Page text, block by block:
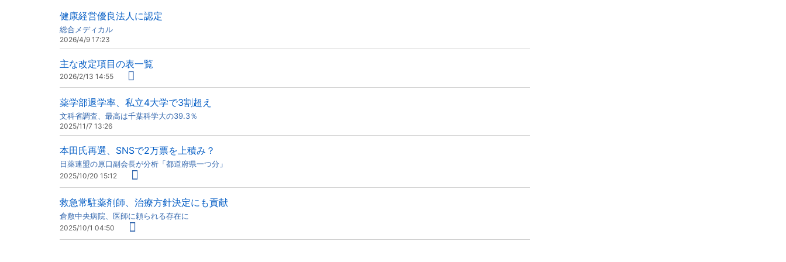
健康経営優良法人に認定
総合メディカル
2026/4/9 17:23
主な改定項目の表一覧
2026/2/13 14:55
薬学部退学率、私立4大学で3割超え
文科省調査、最高は千葉科学大の39.3％
2025/11/7 13:26
本田氏再選、SNSで2万票を上積み？
日薬連盟の原口副会長が分析「都道府県一つ分」
2025/10/20 15:12
救急常駐薬剤師、治療方針決定にも貢献
倉敷中央病院、医師に頼られる存在に
2025/10/1 04:50